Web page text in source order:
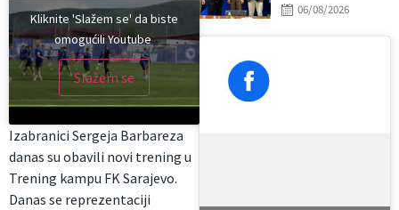
Kliknite 'Slažem se' da biste
omogućili Youtube
Slažem se
Izabranici Sergeja Barbareza
danas su obavili novi trening u
Trening kampu FK Sarajevo.
Danas se reprezentaciji
izdvojeno gotovo
06/08/2026